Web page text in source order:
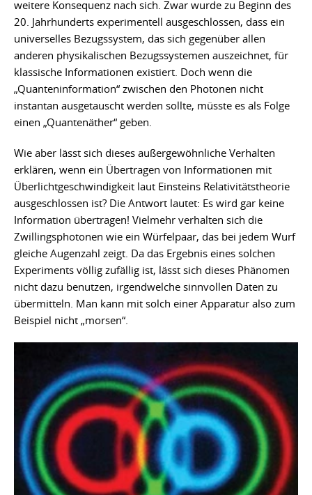
weitere Konsequenz nach sich. Zwar wurde zu Beginn des
20. Jahrhunderts experimentell ausgeschlossen, dass ein
universelles Bezugssystem, das sich gegenüber allen
anderen physikalischen Bezugssystemen auszeichnet, für
klassische Informationen existiert. Doch wenn die
„Quanteninformation“ zwischen den Photonen nicht
instantan ausgetauscht werden sollte, müsste es als Folge
einen „Quantenäther“ geben.
Wie aber lässt sich dieses außergewöhnliche Verhalten
erklären, wenn ein Übertragen von Informationen mit
Überlichtgeschwindigkeit laut Einsteins Relativitätstheorie
ausgeschlossen ist? Die Antwort lautet: Es wird gar keine
Information übertragen! Vielmehr verhalten sich die
Zwillingsphotonen wie ein Würfelpaar, das bei jedem Wurf
gleiche Augenzahl zeigt. Da das Ergebnis eines solchen
Experiments völlig zufällig ist, lässt sich dieses Phänomen
nicht dazu benutzen, irgendwelche sinnvollen Daten zu
übermitteln. Man kann mit solch einer Apparatur also zum
Beispiel nicht „morsen“.